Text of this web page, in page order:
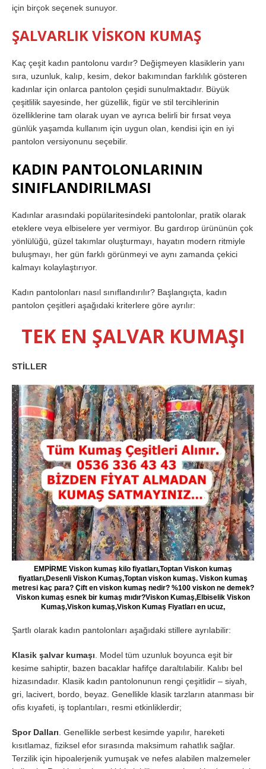
için birçok seçenek sunuyor.
ŞALVARLIK VİSKON KUMAŞ
Kaç çeşit kadın pantolonu vardır? Değişmeyen klasiklerin yanı
sıra, uzunluk, kalıp, kesim, dekor bakımından farklılık gösteren
kadınlar için onlarca pantolon çeşidi sunulmaktadır. Büyük
çeşitlilik sayesinde, her güzellik, figür ve stil tercihlerinin
özelliklerine tam olarak uyan ve ayrıca belirli bir fırsat veya
günlük yaşamda kullanım için uygun olan, kendisi için en iyi
pantolon versiyonunu seçebilir.
KADIN PANTOLONLARININ
SINIFLANDIRILMASI
Kadınlar arasındaki popülaritesindeki pantolonlar, pratik olarak
eteklere veya elbiselere yer vermiyor. Bu gardırop ürününün çok
yönlülüğü, güzel takımlar oluşturmayı, hayatın modern ritmiyle
buluşmayı, her gün farklı görünmeyi ve aynı zamanda çekici
kalmayı kolaylaştırıyor.
Kadın pantolonları nasıl sınıflandırılır? Başlangıçta, kadın
pantolon çeşitleri aşağıdaki kriterlere göre ayrılır:
TEK EN ŞALVAR KUMAŞI
STİLLER
EMPİRME Viskon kumaş kilo fiyatları,Toptan Viskon kumaş
fiyatları,Desenli Viskon Kumaş,Toptan viskon kumaş. Viskon kumaş
metresi kaç para? Çift en viskon kumaş nedir? %100 viskon ne demek?
Viskon kumaş esnek bir kumaş mıdır?Viskon Kumaş,Elbiselik Viskon
Kumaş,Viskon kumaş,Viskon Kumaş Fiyatları en ucuz,
Şartlı olarak kadın pantolonları aşağıdaki stillere ayrılabilir:
Klasik şalvar kumaşı . Model tüm uzunluk boyunca eşit bir
kesime sahiptir, bazen bacaklar hafifçe daraltılabilir. Kalıbı bel
hizasındadır. Klasik kadın pantolonunun rengi çeşitlidir – siyah,
gri, lacivert, bordo, beyaz. Genellikle klasik tarzların atanması bir
ofis kıyafeti, iş toplantıları, resmi etkinliklerdir;
Spor Dalları . Genellikle serbest kesimde yapılır, hareketi
kısıtlamaz, fiziksel efor sırasında maksimum rahatlık sağlar.
Terzilik için hipoalerjenik yumuşak ve nefes alabilen malzemeler